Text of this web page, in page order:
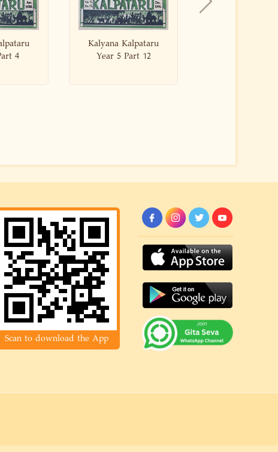
12
Kalyana Kalpataru
Year 5 Part 5
Scan to download the App